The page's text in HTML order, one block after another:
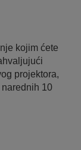
kojim ćete
projektora,
10